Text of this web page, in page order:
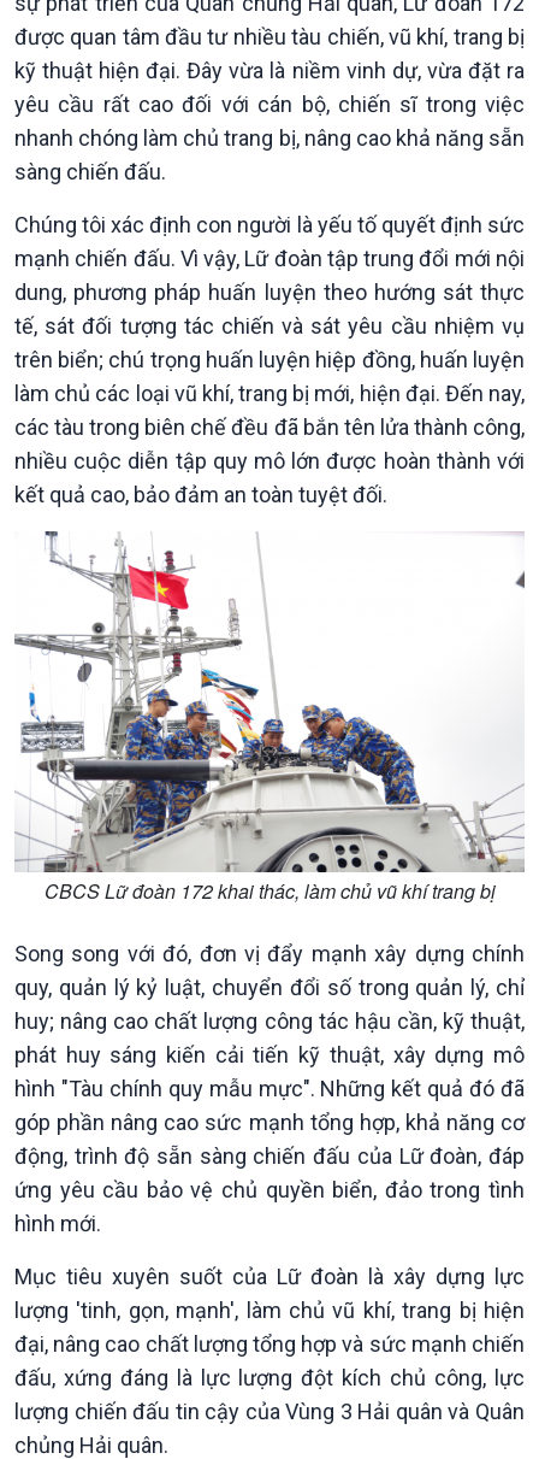
Kinh tế
Tin Kinh tế
Trước giờ mở cửa
Dòng chảy Kinh tế
Sức sống hàng Việt
Khởi nghiệp
Tuyên chiến với gian lận
thương mại
Nông nghiệp & Biển đảo
Tin Nông nghiệp & Biển
Nam
được quan tâm đầu tư nhiều tàu chiến, vũ khí, trang bị
kỹ thuật hiện đại. Đây vừa là niềm vinh dự, vừa đặt ra
yêu cầu rất cao đối với cán bộ, chiến sĩ trong việc
nhanh chóng làm chủ trang bị, nâng cao khả năng sẵn
sàng chiến đấu.
Chúng tôi xác định con người là yếu tố quyết định sức
mạnh chiến đấu. Vì vậy, Lữ đoàn tập trung đổi mới nội
dung, phương pháp huấn luyện theo hướng sát thực
tế, sát đối tượng tác chiến và sát yêu cầu nhiệm vụ
trên biển; chú trọng huấn luyện hiệp đồng, huấn luyện
làm chủ các loại vũ khí, trang bị mới, hiện đại. Đến nay,
các tàu trong biên chế đều đã bắn tên lửa thành công,
nhiều cuộc diễn tập quy mô lớn được hoàn thành với
kết quả cao, bảo đảm an toàn tuyệt đối.
CBCS Lữ đoàn 172 khai thác, làm chủ vũ khí trang bị
Song song với đó, đơn vị đẩy mạnh xây dựng chính
quy, quản lý kỷ luật, chuyển đổi số trong quản lý, chỉ
huy; nâng cao chất lượng công tác hậu cần, kỹ thuật,
phát huy sáng kiến cải tiến kỹ thuật, xây dựng mô
hình "Tàu chính quy mẫu mực". Những kết quả đó đã
góp phần nâng cao sức mạnh tổng hợp, khả năng cơ
động, trình độ sẵn sàng chiến đấu của Lữ đoàn, đáp
ứng yêu cầu bảo vệ chủ quyền biển, đảo trong tình
hình mới.
Mục tiêu xuyên suốt của Lữ đoàn là xây dựng lực
lượng 'tinh, gọn, mạnh', làm chủ vũ khí, trang bị hiện
đại, nâng cao chất lượng tổng hợp và sức mạnh chiến
đấu, xứng đáng là lực lượng đột kích chủ công, lực
lượng chiến đấu tin cậy của Vùng 3 Hải quân và Quân
chủng Hải quân.